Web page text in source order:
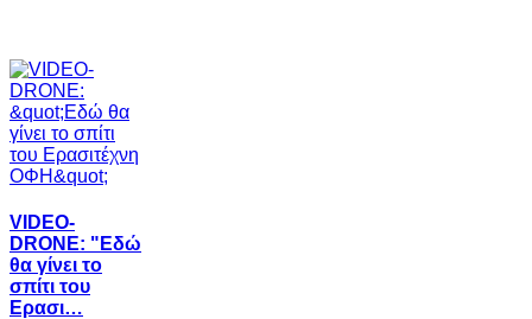
VIDEO-
DRONE: "Εδώ
θα γίνει το
σπίτι του
Ερασι…